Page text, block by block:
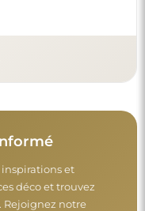
inspirations et
déco et trouvez
Rejoignez notre